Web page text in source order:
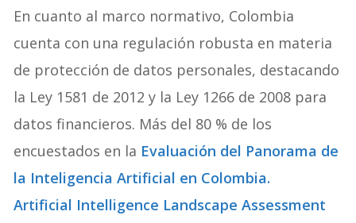
En cuanto al marco normativo, Colombia
cuenta con una regulación robusta en materia
de protección de datos personales, destacando
la Ley 1581 de 2012 y la Ley 1266 de 2008 para
datos financieros. Más del 80 % de los
encuestados en la Evaluación del Panorama de
la Inteligencia Artificial en Colombia.
Artificial Intelligence Landscape Assessment